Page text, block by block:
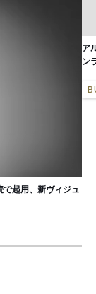
で起用、新ヴィジュ
ア
ン